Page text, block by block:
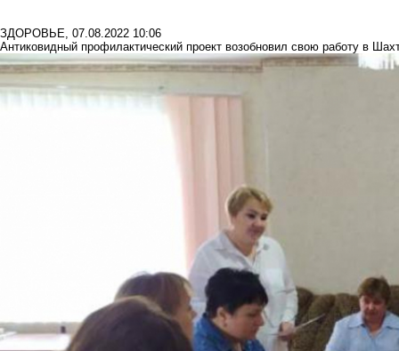
ЗДОРОВЬЕ, 07.08.2022 10:06
Антиковидный профилактический проект возобновил свою работу в